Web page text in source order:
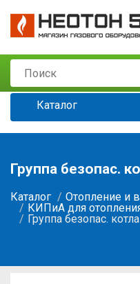
Каталог
Группа безопас.
Каталог
Отопление и
КИПиА для
Группа безопас.